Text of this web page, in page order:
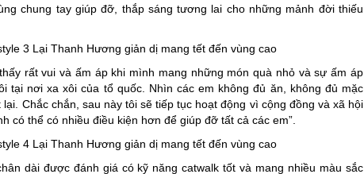
chung tay giúp đỡ, thắp sáng tương lai cho những mảnh đời thiếu
rất vui và ấm áp khi mình mang những món quà nhỏ và sự ấm áp
tại nơi xa xôi của tổ quốc. Nhìn các em không đủ ăn, không đủ mặc
Chắc chắn, sau này tôi sẽ tiếp tục hoạt động vì cộng đồng và xã hội
có thể có nhiều điều kiện hơn để giúp đỡ tất cả các em”.
dài được đánh giá có kỹ năng catwalk tốt và mang nhiều màu sắc